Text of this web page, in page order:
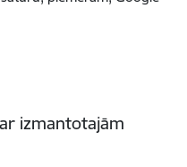
izmantotajām